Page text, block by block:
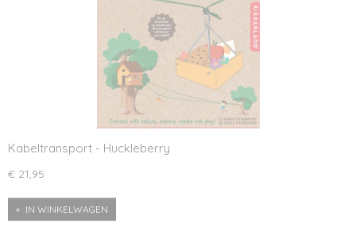
Kabeltransport - Huckleberry
€ 21,95
IN WINKELWAGEN